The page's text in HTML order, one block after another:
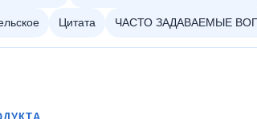
Цитата ЧАСТО ЗАДАВАЕМЫЕ